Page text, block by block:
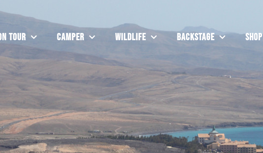
Tour Camper Wildlife Backstage Shop